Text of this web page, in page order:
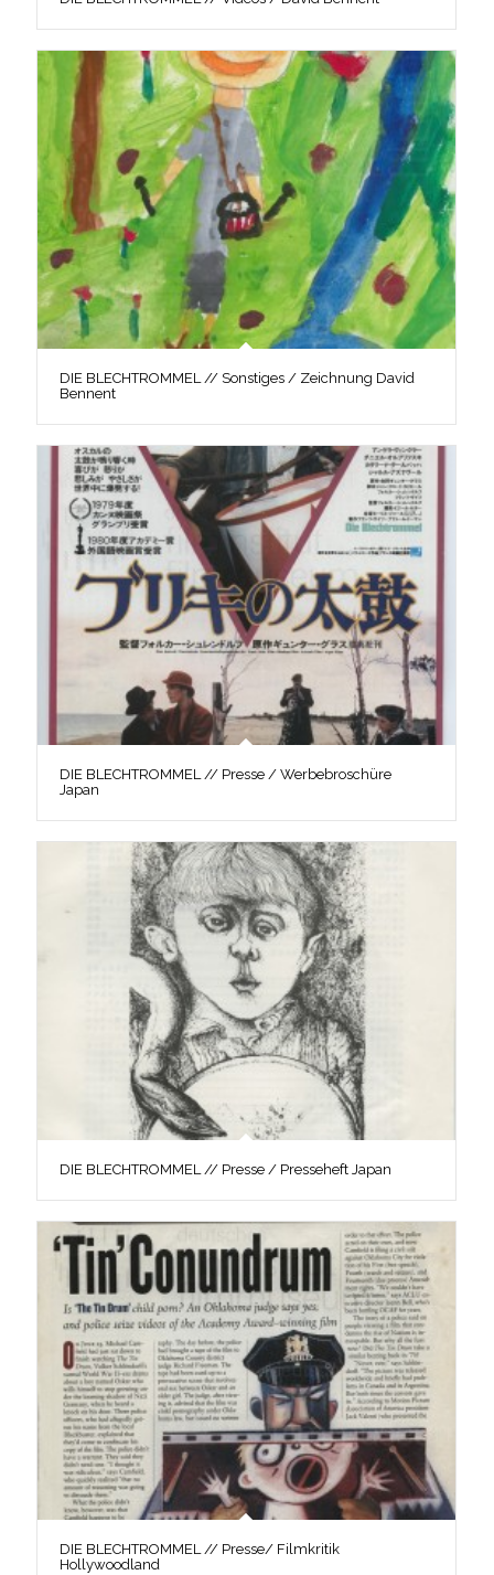
DIE BLECHTROMMEL // Sonstiges / Zeichnung David
Bennent
DIE BLECHTROMMEL // Presse / Werbebroschüre
Japan
DIE BLECHTROMMEL // Presse / Presseheft Japan
DIE BLECHTROMMEL // Presse/ Filmkritik
Hollywoodland